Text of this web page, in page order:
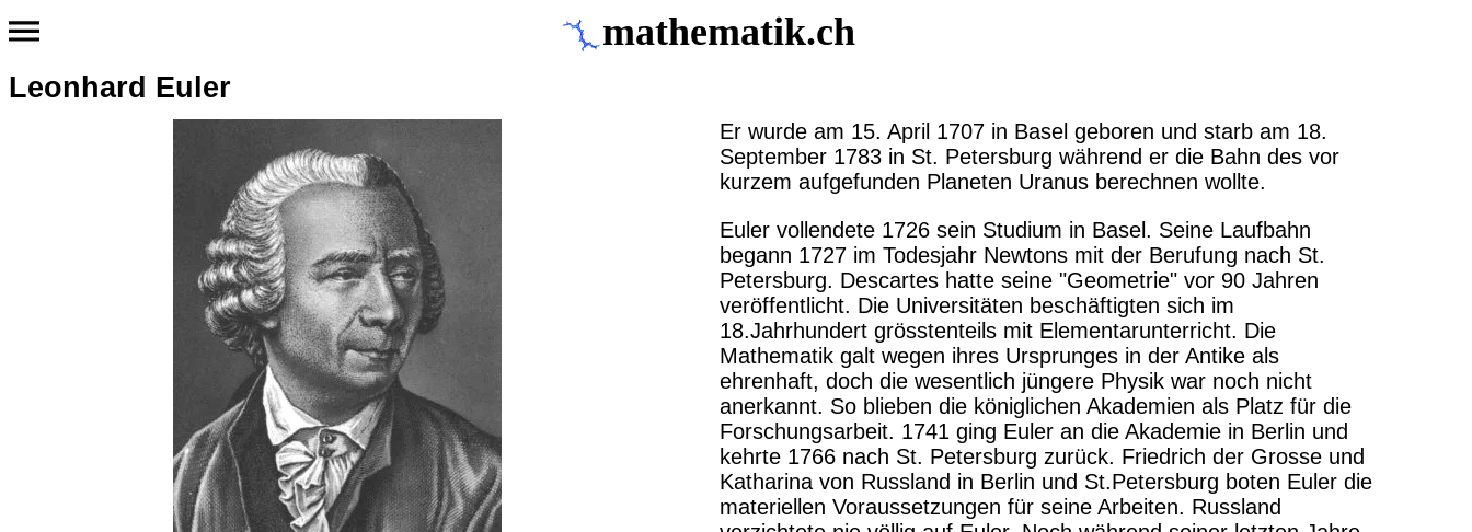
mathematik.ch
Leonhard Euler
Er wurde am 15. April 1707 in Basel geboren und starb am 18.
September 1783 in St. Petersburg während er die Bahn des vor
kurzem aufgefunden Planeten Uranus berechnen wollte.
Euler vollendete 1726 sein Studium in Basel. Seine Laufbahn
begann 1727 im Todesjahr Newtons mit der Berufung nach St.
Petersburg. Descartes hatte seine "Geometrie" vor 90 Jahren
veröffentlicht. Die Universitäten beschäftigten sich im
18.Jahrhundert grösstenteils mit Elementarunterricht. Die
Mathematik galt wegen ihres Ursprunges in der Antike als
ehrenhaft, doch die wesentlich jüngere Physik war noch nicht
anerkannt. So blieben die königlichen Akademien als Platz für die
Forschungsarbeit. 1741 ging Euler an die Akademie in Berlin und
kehrte 1766 nach St. Petersburg zurück. Friedrich der Grosse und
Katharina von Russland in Berlin und St.Petersburg boten Euler die
materiellen Voraussetzungen für seine Arbeiten. Russland